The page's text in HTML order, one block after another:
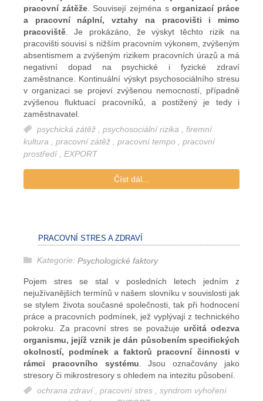
pracovní zátěže. Souvisejí zejména sorganizací práce
a pracovní náplní, vztahy na pracovišti i mimo
pracoviště . Je prokázáno, že výskyt těchto rizik na
pracovišti souvisí s nižším pracovním výkonem, zvýšeným
absentismem a zvýšeným rizikem pracovních úrazů a má
negativní dopad na psychické i fyzické zdraví
zaměstnance. Kontinuální výskyt psychosociálního stresu
v organizaci se projeví zvýšenou nemocností, případně
zvýšenou fluktuací pracovníků, a postižený je tedy i
zaměstnavatel.
psychická zátěž
psychosociální rizika
firemní
kultura , pracovní zátěž , pracovní tempo , pracovní
prostředí , EXPORT
Číst dál...
PRACOVNÍ STRES A ZDRAVÍ
Kategorie: Psychologické faktory
Pojem stres se stal v posledních letech jedním z
nejužívanějších termínů v našem slovníku v souvislosti jak
se stylem života současné společnosti, tak při hodnocení
práce a pracovních podmínek, jež vyplývají z technického
pokroku. Za pracovní stres se považuje určitá odezva
organismu, jejíž vznik je dán působením specifických
okolností, podmínek a faktorů pracovní činnosti v
rámci pracovního systému . Jsou označovány jako
stresory či mikrostresory s ohledem na intezitu působení.
ochrana zdraví
pracovní stres
syndrom vyhoření